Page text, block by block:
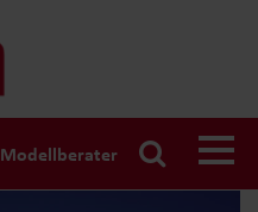
Modellberater